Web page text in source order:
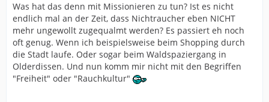
Was hat das denn mit Missionieren zu tun? Ist es nicht
endlich mal an der Zeit, dass Nichtraucher eben NICHT
mehr ungewollt zugequalmt werden? Es passiert eh noch
oft genug. Wenn ich beispielsweise beim Shopping durch
die Stadt laufe. Oder sogar beim Waldspaziergang in
Olderdissen. Und nun komm mir nicht mit den Begriffen
"Freiheit" oder "Rauchkultur"